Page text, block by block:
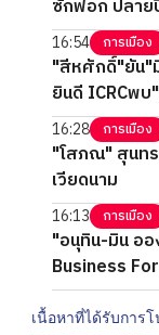
ซักฟอก ปลาย
16:54 การเมือง
"สีหศักดิ์"ยัน"
ยินดี ICRCพ
16:28 การเมือง
"โสภณ" สุนท
เวียดนาม
16:13 การเมือง
"อนุทิน-มิน ออ
Business